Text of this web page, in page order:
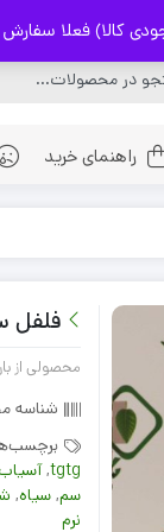
فعلا سفارش از سایت
راهنمای خرید
فلفل
محصولی از
شناسه
tgtg
,
سم,سیاه,
نرم